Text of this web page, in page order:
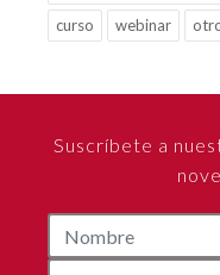
curso
webinar
Suscríbete a